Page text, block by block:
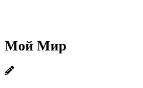
Мой Мир